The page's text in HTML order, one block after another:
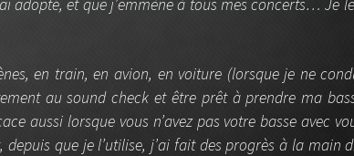
adopté, et que j’emmène à tous mes concerts… Je
en train, en avion, en voiture (lorsque je ne
au sound check et être prêt à prendre ma
aussi lorsque vous n’avez pas votre basse avec
depuis que je l’utilise, j’ai fait des progrès à la main